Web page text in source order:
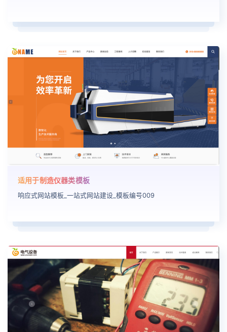
适用于制造仪器类模板
响应式网站模板_一站式网站建设_模板编号009